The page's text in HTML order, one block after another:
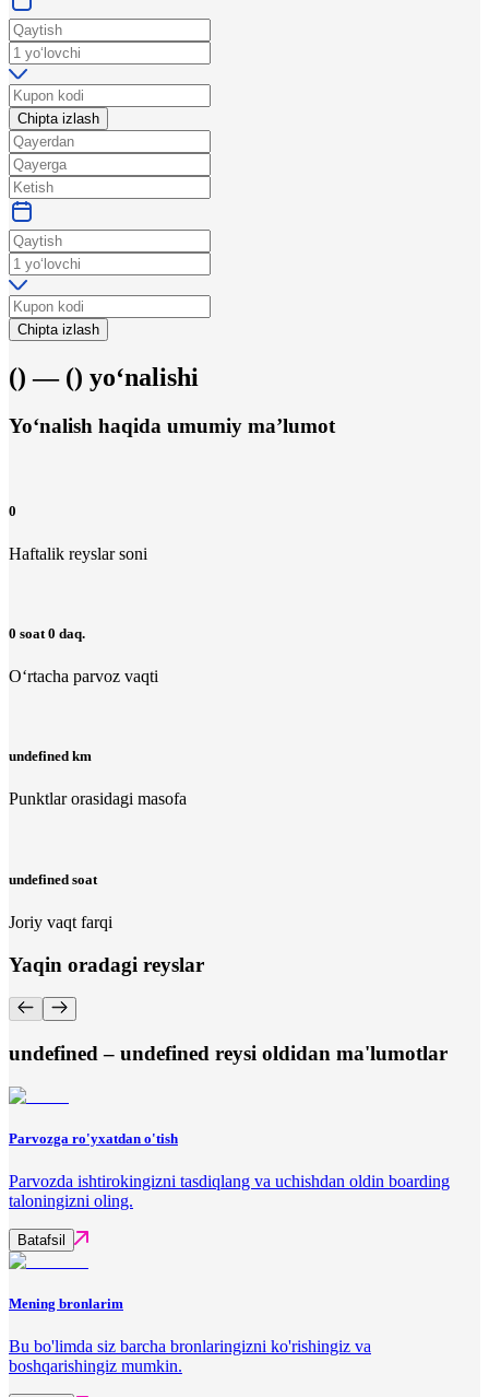
Chipta izlash
Chipta izlash
() — () yo‘nalishi
Yo‘nalish haqida umumiy ma’lumot
0
Haftalik reyslar soni
0 soat 0 daq.
O‘rtacha parvoz vaqti
undefined km
Punktlar orasidagi masofa
undefined soat
Joriy vaqt farqi
Yaqin oradagi reyslar
undefined – undefined reysi oldidan ma'lumotlar
Parvozga ro'yxatdan o'tish
Parvozda ishtirokingizni tasdiqlang va uchishdan oldin boarding
taloningizni oling.
Batafsil
Mening bronlarim
Bu bo'limda siz barcha bronlaringizni ko'rishingiz va
boshqarishingiz mumkin.